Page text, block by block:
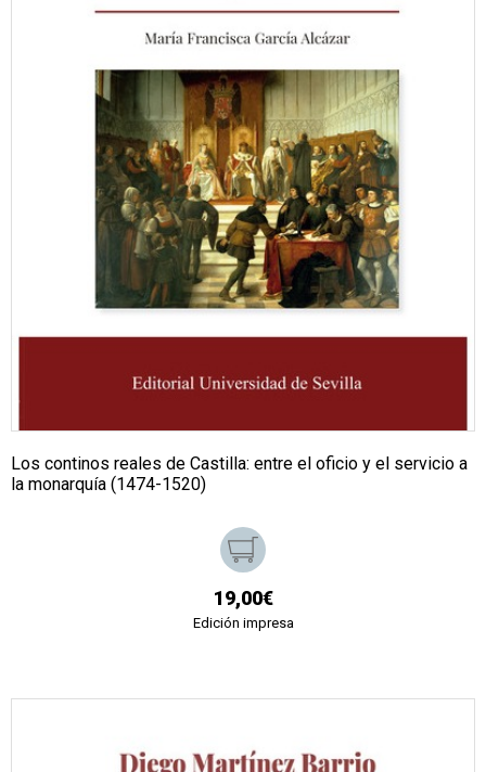
Los continos reales de Castilla: entre el oficio y el servicio a
la monarquía (1474-1520)
19,00€
Edición impresa